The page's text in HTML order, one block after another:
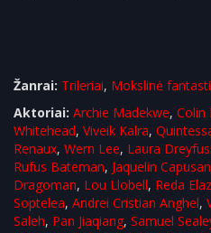
Žanrai: Trileriai, Mokslinė
Aktoriai: Archie Madekwe, Colin
Whitehead, Viveik Kalra,
Renaux, Wern Lee, Laura
Rufus Bateman, Jaquelin Capusan
Dragoman, Lou Llobell, Reda
Soptelea, Andrei Cristian Anghel,
Saleh, Pan Jiaqiang, Samuel